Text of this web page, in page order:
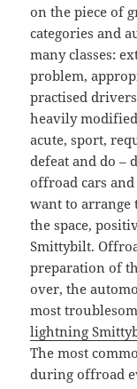
on the piece of
categories and
many classes:
problem,
practised
heavily
acute, sport,
defeat and do –
offroad cars
want to
the space,
Smittybilt.
preparation of
over, the
most
lightning
The most
during offroad